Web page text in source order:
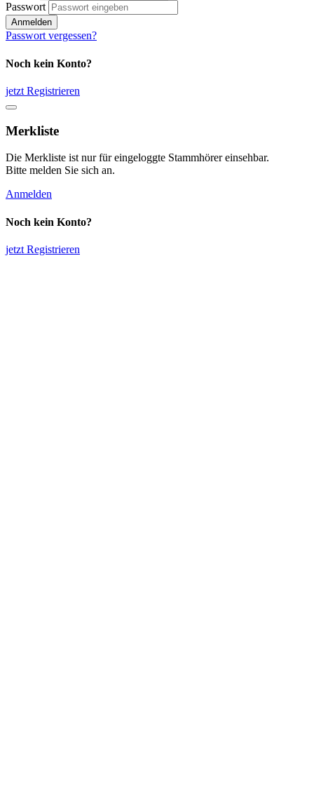
Passwort
Anmelden
Passwort vergessen?
Noch kein Konto?
jetzt Registrieren
Merkliste
Die Merkliste ist nur für eingeloggte Stammhörer einsehbar.
Bitte melden Sie sich an.
Anmelden
Noch kein Konto?
jetzt Registrieren